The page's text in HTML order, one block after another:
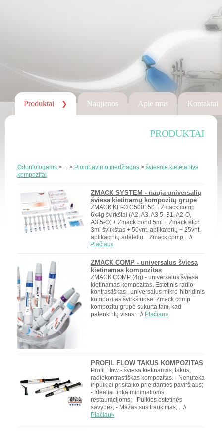
Produktai ❯ Naujienos Apie mus Kontaktai
PRODUKTAI
Odontologams > ... > Plombavimo medžiagos > šviesoje kietėjantys
kompozitai
ZMACK SYSTEM - nauja universalių
šviesa kietinamų kompozitų grupė
ZMACK KIT-O C500150 : Zmack comp
6x4g švirkštai (A2, A3, A3.5, B1, A2-O,
A3.5-O) + Zmack bond 5ml + Zmack etch
3ml švirkštas + 50vnt. aplikatorių + 25vnt.
aplikacinių adatėlių. Zmack comp... //
Plačiau»
ZMACK COMP - universalus šviesa
kietinamas kompozitas
ZMACK COMP (4g) - universalus šviesa
kietinamas kompozitas. Estetinis radio-
kontrastiškas , universalus mikro-hibridinis
kompozitas švirkštuose. Zmack comp
kompozitų grupė sukurta tam, kad
patenkintų visus... // Plačiau»
PROFIL FLOW TAKUS KOMPOZITAS
Profil Flow - šviesa kietinamas, takus,
radiokontrastiškas kompozitas. - Nenuteka
ir puikiai prisitaiko prie danties paviršiaus;
- Idealiai tinka minimalioms
restauracijoms; - Puikios estetinės
savybės; - Mažas susitraukimas;... //
Plačiau»